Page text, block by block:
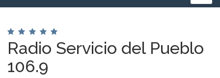
Radio Servicio del Pueblo
106.9